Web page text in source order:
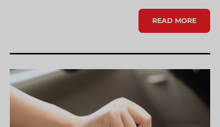
BENEFICIOS
TENER
EN
EN
EL
TALLER
READ MORE